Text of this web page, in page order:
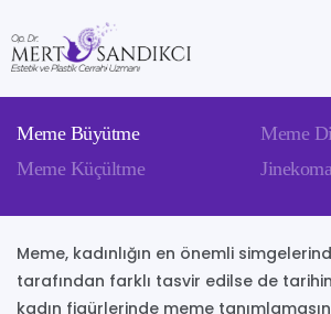
Meme Büyütme
Meme
Meme Küçültme
Meme, kadınlığın en önemli
tarafından farklı tasvir edilse de
kadın figürlerinde meme